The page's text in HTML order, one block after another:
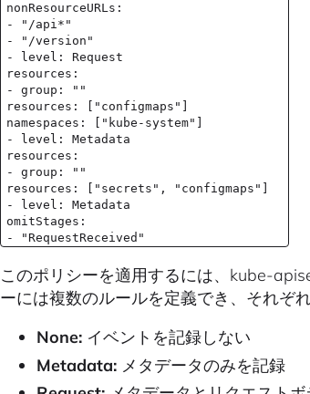
nonResourceURLs:
- "/api*"
- "/version"
- level: Request
resources:
- group: ""
resources: ["configmaps"]
namespaces: ["kube-system"]
- level: Metadata
resources:
- group: ""
resources: ["secrets", "configmaps"]
- level: Metadata
omitStages:
- "RequestReceived"
このポリシーを適用するには、kube-
ーには複数のルールを定義でき、それぞ
None:イベントを記録しない
Metadata:メタデータのみを記録